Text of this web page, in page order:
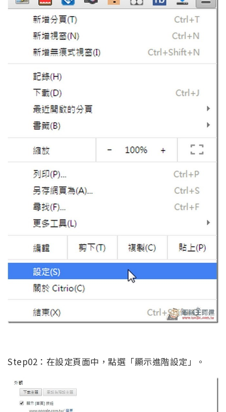
Step02：在設定頁面中，點選「顯示進階設定」。